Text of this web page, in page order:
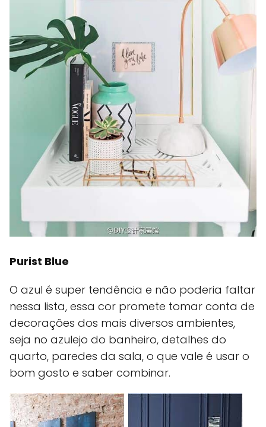
Purist Blue
O azul é super tendência e não poderia faltar
nessa lista, essa cor promete tomar conta de
decorações dos mais diversos ambientes,
seja no azulejo do banheiro, detalhes do
quarto, paredes da sala, o que vale é usar o
bom gosto e saber combinar.